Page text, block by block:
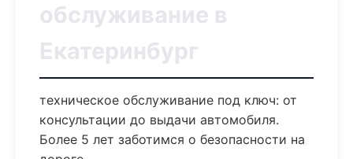
обслуживание в
Екатеринбург
техническое обслуживание под ключ: от
консультации до выдачи автомобиля.
Более 5 лет заботимся о безопасности на